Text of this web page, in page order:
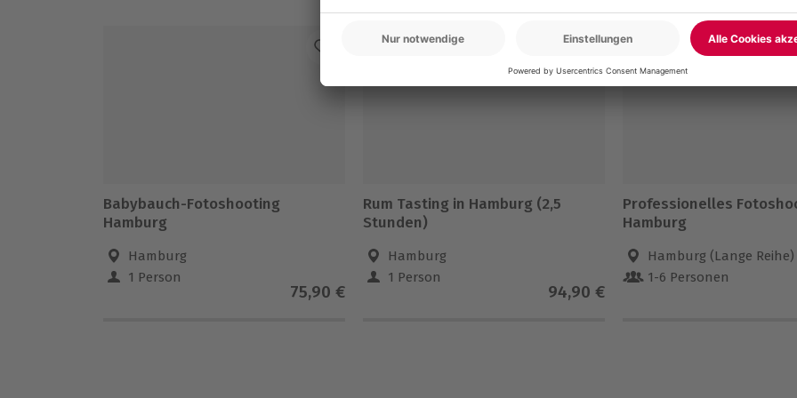
Babybauch-Fotoshooting
Hamburg
Hamburg
1 Person
75,90 €
-15% CLUB DEAL
Rum Tasting in Hamburg (2,5
Stunden)
Hamburg
1 Person
94,90 €
-15% CLUB DEAL
Professionelles
Hamburg
Hamburg (Lange Reihe)
1-6 Personen